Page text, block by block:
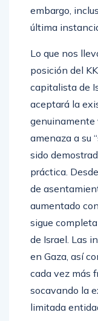
embargo,
última
Lo que nos
posición del
capitalista de
aceptará la
genuinamente
amenaza a su
sido
práctica.
de
aumentado
sigue
de Israel. Las
en Gaza, así
cada vez más
socavando la
limitada